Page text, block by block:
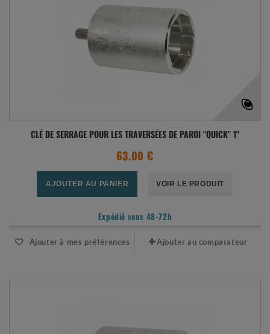
CLÉ DE SERRAGE POUR LES TRAVERSÉES DE PAROI "QUICK" 1"
63.00 €
AJOUTER AU PANIER VOIR LE PRODUIT
Expédié sous 48-72h
Ajouter à mes préférences Ajouter au comparateur